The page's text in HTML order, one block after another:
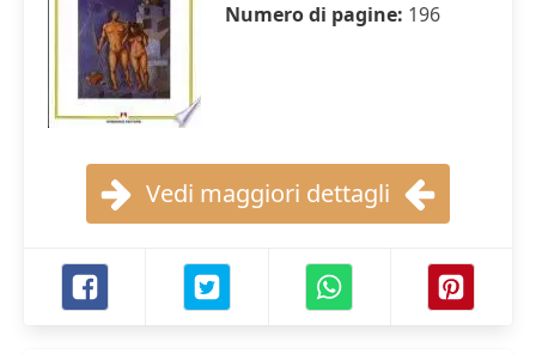
Numero di pagine: 196
Vedi maggiori dettagli